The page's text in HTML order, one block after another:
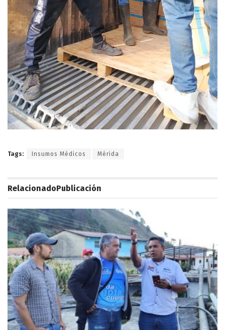
Tags: Insumos Médicos Mérida
RelacionadoPublicación